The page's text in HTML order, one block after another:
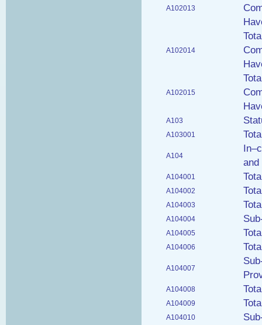
A102013
A102014
A102015
A103
A103001
A104
and
A104001
A104002
A104003
A104004
A104005
A104006
A104007
A104008
A104009
A104010